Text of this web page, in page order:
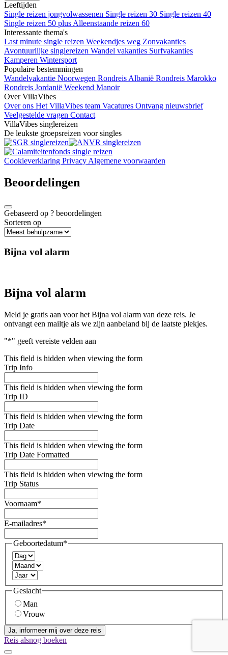
Leeftijden
Single reizen jongvolwassenen Single reizen 30 Single reizen 40
Single reizen 50 plus Alleenstaande reizen 60
Interessante thema's
Last minute single reizen Weekendjes weg Zonvakanties
Avontuurlijke singlereizen Wandel vakanties Surfvakanties
Kamperen Wintersport
Populaire bestemmingen
Wandelvakantie Noorwegen Rondreis Albanië Rondreis Marokko
Rondreis Jordanië Weekend Manoir
Over VillaVibes
Over ons Het VillaVibes team Vacatures Ontvang nieuwsbrief
Veelgestelde vragen Contact
VillaVibes singlereizen
De leukste groepsreizen voor singles
Cookieverklaring Privacy Algemene voorwaarden
Beoordelingen
Gebaseerd op ? beoordelingen
Sorteren op
Bijna vol alarm
Bijna vol alarm
Meld je gratis aan voor het Bijna vol alarm van deze reis. Je
ontvangt een mailtje als we zijn aanbeland bij de laatste plekjes.
"*" geeft vereiste velden aan
This field is hidden when viewing the form
Trip Info
This field is hidden when viewing the form
Trip ID
This field is hidden when viewing the form
Trip Date
This field is hidden when viewing the form
Trip Date Formatted
This field is hidden when viewing the form
Trip Status
Voornaam*
E-mailadres*
Geboortedatum*
Dag
Maand
Jaar
Geslacht
Man
Vrouw
Reis alsnog boeken